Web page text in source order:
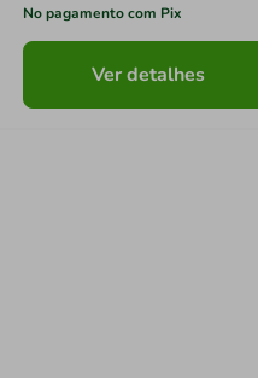
No pagamento com Pix
Ver detalhes